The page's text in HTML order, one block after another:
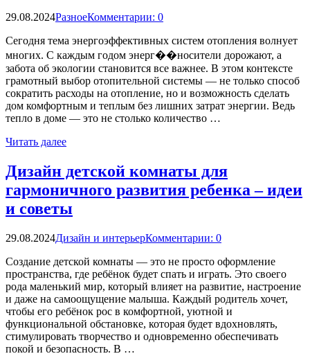
29.08.2024РазноеКомментарии: 0
Сегодня тема энергоэффективных систем отопления волнует
многих. С каждым годом энерг��носители дорожают, а
забота об экологии становится все важнее. В этом контексте
грамотный выбор отопительной системы — не только способ
сократить расходы на отопление, но и возможность сделать
дом комфортным и теплым без лишних затрат энергии. Ведь
тепло в доме — это не столько количество …
Читать далее
Дизайн детской комнаты для
гармоничного развития ребенка – идеи
и советы
29.08.2024Дизайн и интерьерКомментарии: 0
Создание детской комнаты — это не просто оформление
пространства, где ребёнок будет спать и играть. Это своего
рода маленький мир, который влияет на развитие, настроение
и даже на самоощущение малыша. Каждый родитель хочет,
чтобы его ребёнок рос в комфортной, уютной и
функциональной обстановке, которая будет вдохновлять,
стимулировать творчество и одновременно обеспечивать
покой и безопасность. В …